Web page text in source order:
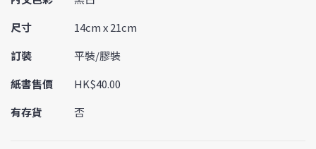
尺寸
14cm x 21cm
訂裝
平裝/膠裝
紙書售價
HK$40.00
有存貨
否